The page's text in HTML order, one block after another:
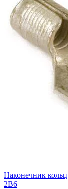
Наконечник
2B6